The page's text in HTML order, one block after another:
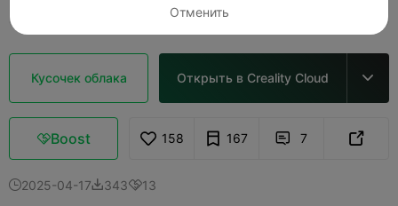
Кусочек облака Открыть в Creality Cloud 
Boost 158 167  7 
2025-04-1734313
Отменить